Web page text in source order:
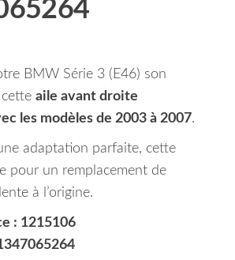
BMW Série 3 (E46) son
cette aile avant droite
les modèles de 2003 à 2007.
adaptation parfaite, cette
pour un remplacement de
à l’origine.
: 1215106